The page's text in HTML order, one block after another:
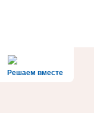
Решаем вместе